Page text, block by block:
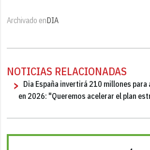
Archivado enDIA
NOTICIAS RELACIONADAS
Dia España invertirá 210 millones
en 2026: "Queremos acelerar el plan